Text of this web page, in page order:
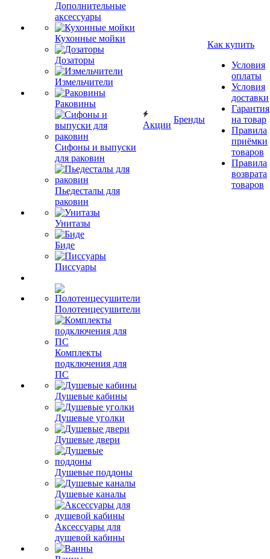
Дополнительные
аксессуары
Кухонные мойки
Дозаторы
Измельчители
Раковины
Сифоны и выпуски
для раковин
Пьедесталы для
раковин
Унитазы
Биде
Писсуары
Полотенцесушители
Комплекты
подключения для
ПС
Душевые кабины
Душевые уголки
Душевые двери
Душевые поддоны
Душевые каналы
Аксессуары для
душевой кабины
Акции
Бренды
Как купить
Условия
оплаты
Условия
доставки
Гарантия
на товар
Правила
приёмки
товаров
Правила
возврата
товаров